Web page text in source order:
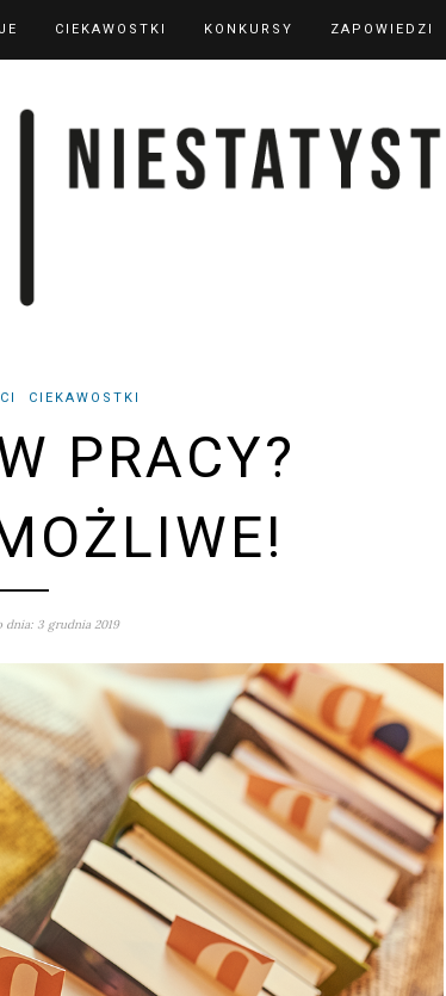
CIEKAWOSTKI KONKURSY ZAPOWIEDZI
CIEKAWOSTKI
PRACY?
dnia: 3 grudnia 2019